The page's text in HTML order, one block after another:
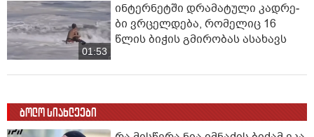
01:53
ინ­ტერ­ნეტ­ში დრა­მა­ტუ­ლი კად­რე­
ბი ვრცელდება, რომელიც 16
წლის ბიჭის გმირობას ასახავს
ბოლო სიახლეები